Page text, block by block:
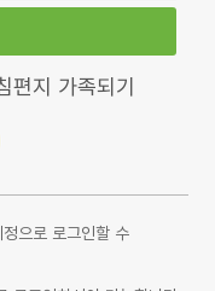
편지 가족되기
으로 로그인할 수